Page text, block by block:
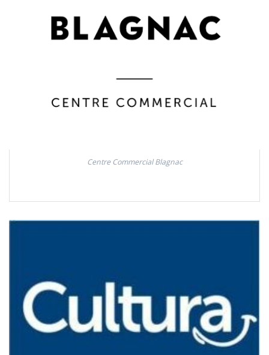
Centre Commercial Blagnac